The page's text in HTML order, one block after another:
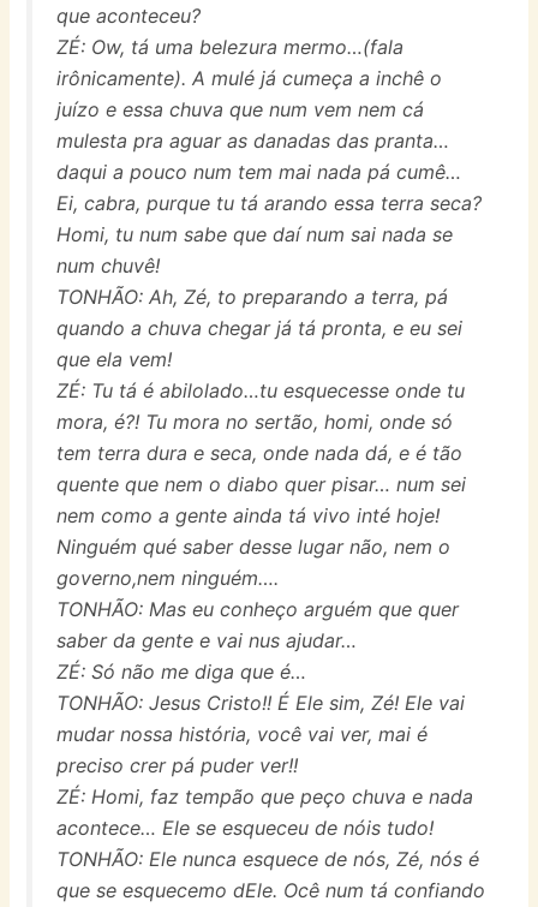
que aconteceu?
ZÉ: Ow, tá uma belezura mermo…(fala
irônicamente). A mulé já cumeça a inchê o
juízo e essa chuva que num vem nem cá
mulesta pra aguar as danadas das pranta…
daqui a pouco num tem mai nada pá cumê…
Ei, cabra, purque tu tá arando essa terra seca?
Homi, tu num sabe que daí num sai nada se
num chuvê!
TONHÃO: Ah, Zé, to preparando a terra, pá
quando a chuva chegar já tá pronta, e eu sei
que ela vem!
ZÉ: Tu tá é abilolado…tu esquecesse onde tu
mora, é?! Tu mora no sertão, homi, onde só
tem terra dura e seca, onde nada dá, e é tão
quente que nem o diabo quer pisar… num sei
nem como a gente ainda tá vivo inté hoje!
Ninguém qué saber desse lugar não, nem o
governo,nem ninguém….
TONHÃO: Mas eu conheço arguém que quer
saber da gente e vai nus ajudar…
ZÉ: Só não me diga que é…
TONHÃO: Jesus Cristo!! É Ele sim, Zé! Ele vai
mudar nossa história, você vai ver, mai é
preciso crer pá puder ver!!
ZÉ: Homi, faz tempão que peço chuva e nada
acontece… Ele se esqueceu de nóis tudo!
TONHÃO: Ele nunca esquece de nós, Zé, nós é
que se esquecemo dEle. Ocê num tá confiando